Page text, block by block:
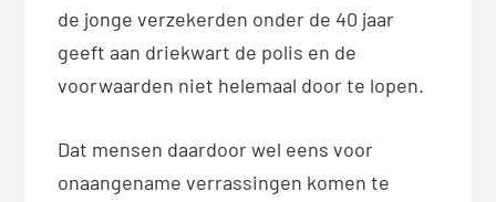
de jonge verzekerden onder de 40 jaar
geeft aan driekwart de polis en de
voorwaarden niet helemaal door te lopen.
Dat mensen daardoor wel eens voor
onaangename verrassingen komen te